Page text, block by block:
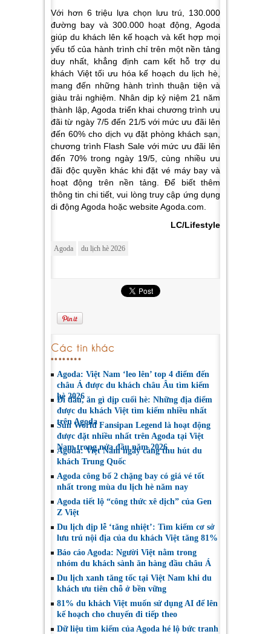
Với hơn 6 triệu lựa chọn lưu trú, 130.000
đường bay và 300.000 hoạt động, Agoda
giúp du khách lên kế hoạch và kết hợp mọi
yếu tố của hành trình chỉ trên một nền tảng
duy nhất, khẳng định cam kết hỗ trợ du
khách Việt tối ưu hóa kế hoạch du lịch hè,
mang đến những hành trình thuận tiện và
giàu trải nghiệm. Nhân dịp kỷ niệm 21 năm
thành lập, Agoda triển khai chương trình ưu
đãi từ ngày 7/5 đến 21/5 với mức ưu đãi lên
đến 60% cho dịch vụ đặt phòng khách sạn,
chương trình Flash Sale với mức ưu đãi lên
đến 70% trong ngày 19/5, cùng nhiều ưu
đãi độc quyền khác khi đặt vé máy bay và
hoạt động trên nền tảng. Để biết thêm
thông tin chi tiết, vui lòng truy cập ứng dụng
di động Agoda hoặc website Agoda.com.
LC/Lifestyle
Agoda du lịch hè 2026
Các tin khác
Agoda: Việt Nam ‘leo lên’ top 4 điểm đến
châu Á được du khách châu Âu tìm kiếm
hè 2026
Đi đâu, ăn gì dịp cuối hè: Những địa điểm
được du khách Việt tìm kiếm nhiều nhất
trên Agoda
Sun World Fansipan Legend là hoạt động
được đặt nhiều nhất trên Agoda tại Việt
Nam trong nửa đầu năm 2026
Agoda: Việt Nam ngày càng thu hút du
khách Trung Quốc
Agoda công bố 2 chặng bay có giá vé tốt
nhất trong mùa du lịch hè năm nay
Agoda tiết lộ “công thức xê dịch” của Gen
Z Việt
Du lịch dịp lễ ‘tăng nhiệt’: Tìm kiếm cơ sở
lưu trú nội địa của du khách Việt tăng 81%
Báo cáo Agoda: Người Việt nằm trong
nhóm du khách sành ăn hàng đầu châu Á
Du lịch xanh tăng tốc tại Việt Nam khi du
khách ưu tiên chỗ ở bền vững
81% du khách Việt muốn sử dụng AI để lên
kế hoạch cho chuyến đi tiếp theo
Dữ liệu tìm kiếm của Agoda hé lộ bức tranh